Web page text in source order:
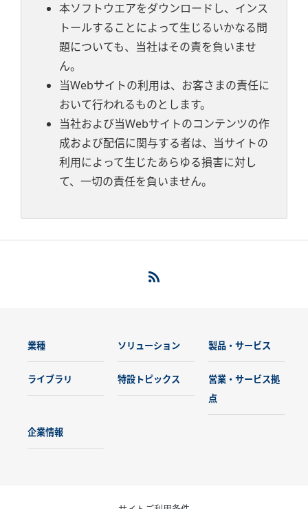
本ソフトウエアをダウンロードし、インス
トールすることによって生じるいかなる問
題についても、当社はその責を負いませ
ん。
当Webサイトの利用は、お客さまの責任に
おいて行われるものとします。
当社および当Webサイトのコンテンツの作
成および配信に関与する者は、当サイトの
利用によって生じたあらゆる損害に対し
て、一切の責任を負いません。
業種 ソリューション 製品・サービス
ライブラリ 特設トピックス
営業・サービス拠
点
企業情報